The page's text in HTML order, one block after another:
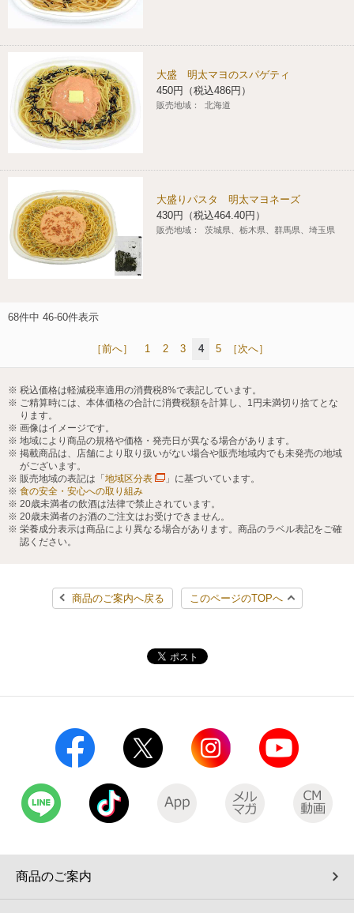
大盛 明太マヨのスパゲティ
450円（税込486円）
販売地域： 北海道
大盛りパスタ 明太マヨネーズ
430円（税込464.40円）
販売地域： 茨城県、栃木県、群馬県、埼玉県
68件中 46-60件表示
［前へ］ 1 2 3 4 5 ［次へ］
税込価格は軽減税率適用の消費税8%で表記しています。
ご精算時には、本体価格の合計に消費税額を計算し、1円未満切り捨てとな
ります。
画像はイメージです。
地域により商品の規格や価格・発売日が異なる場合があります。
掲載商品は、店舗により取り扱いがない場合や販売地域内でも未発売の地域
がございます。
販売地域の表記は「 地域区分表
」に基づいています。
食の安全・安心への取り組み
20歳未満者の飲酒は法律で禁止されています。
20歳未満者のお酒のご注文はお受けできません。
栄養成分表示は商品により異なる場合があります。商品のラベル表記をご確
認ください。
商品のご案内へ戻る このページのTOPへ
商品のご案内